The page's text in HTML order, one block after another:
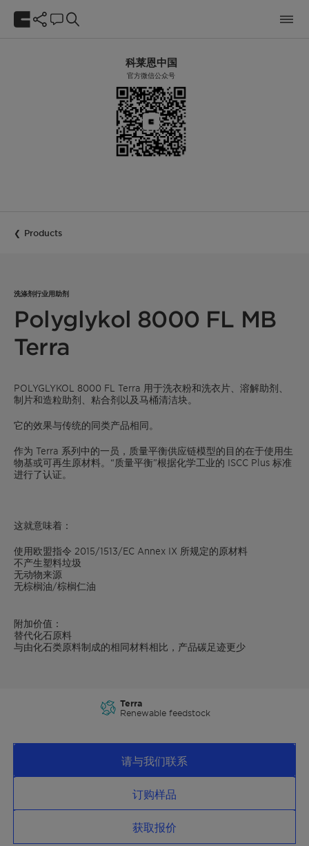
科莱恩中国
官方微信公众号
Products
洗涤剂行业用助剂
Polyglykol 8000 FL MB
Terra
POLYGLYKOL 8000 FL Terra 用于洗衣粉和洗衣片、溶解助剂、
制片和造粒助剂、粘合剂以及马桶清洁块。
它的效果与传统的同类产品相同。
作为 Terra 系列中的一员，质量平衡供应链模型的目的在于使用生
物基或可再生原材料。 “质量平衡”根据化学工业的 ISCC Plus 标准
进行了认证。
这就意味着：
使用欧盟指令 2015/1513/EC Annex IX 所规定的原材料
不产生塑料垃圾
无动物来源
无棕榈油/棕榈仁油
附加价值：
替代化石原料
与由化石类原料制成的相同材料相比，产品碳足迹更少
请与我们联系
订购样品
获取报价
Terra
Renewable feedstock